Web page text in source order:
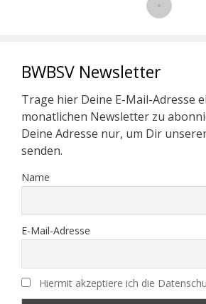
BWBSV Newsletter
Trage hier Deine E-Mail-Adresse
monatlichen Newsletter zu
Deine Adresse nur, um Dir
senden.
Name
E-Mail-Adresse
Hiermit akzeptiere ich die